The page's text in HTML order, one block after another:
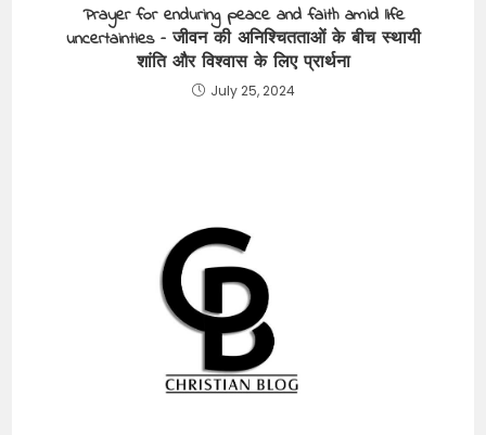
Prayer for enduring peace and faith amid life
uncertainties – जीवन की अनिश्चितताओं के बीच स्थायी
शांति और विश्वास के लिए प्रार्थना
July 25, 2024